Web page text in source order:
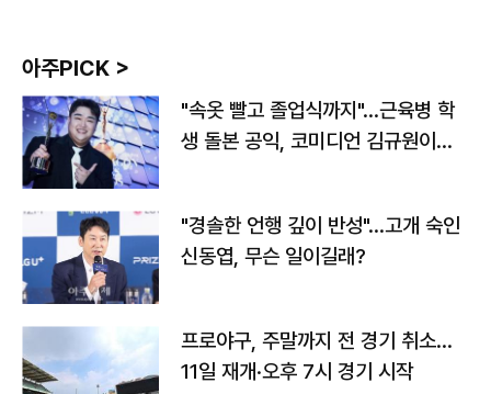
아주PICK >
"속옷 빨고 졸업식까지"…근육병 학
생 돌본 공익, 코미디언 김규원이었
"경솔한 언행 깊이 반성"…고개 숙인
신동엽, 무슨 일이길래?
프로야구, 주말까지 전 경기 취소…
11일 재개·오후 7시 경기 시작